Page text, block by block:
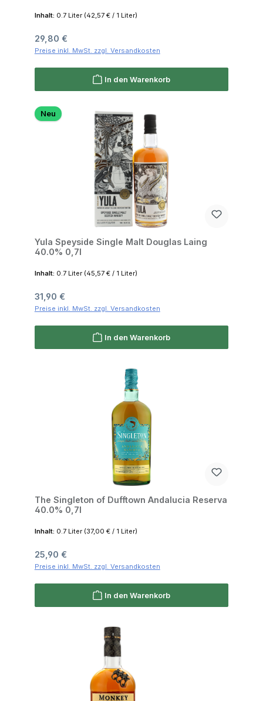
Inhalt: 0.7 Liter (42,57 € / 1 Liter)
Regulärer Preis:
29,80 €
Preise inkl. MwSt. zzgl. Versandkosten
In den Warenkorb
Neu
Yula Speyside Single Malt Douglas Laing
40.0% 0,7l
Inhalt: 0.7 Liter (45,57 € / 1 Liter)
Regulärer Preis:
31,90 €
Preise inkl. MwSt. zzgl. Versandkosten
In den Warenkorb
The Singleton of Dufftown Andalucia Reserva
40.0% 0,7l
Inhalt: 0.7 Liter (37,00 € / 1 Liter)
Regulärer Preis:
25,90 €
Preise inkl. MwSt. zzgl. Versandkosten
In den Warenkorb